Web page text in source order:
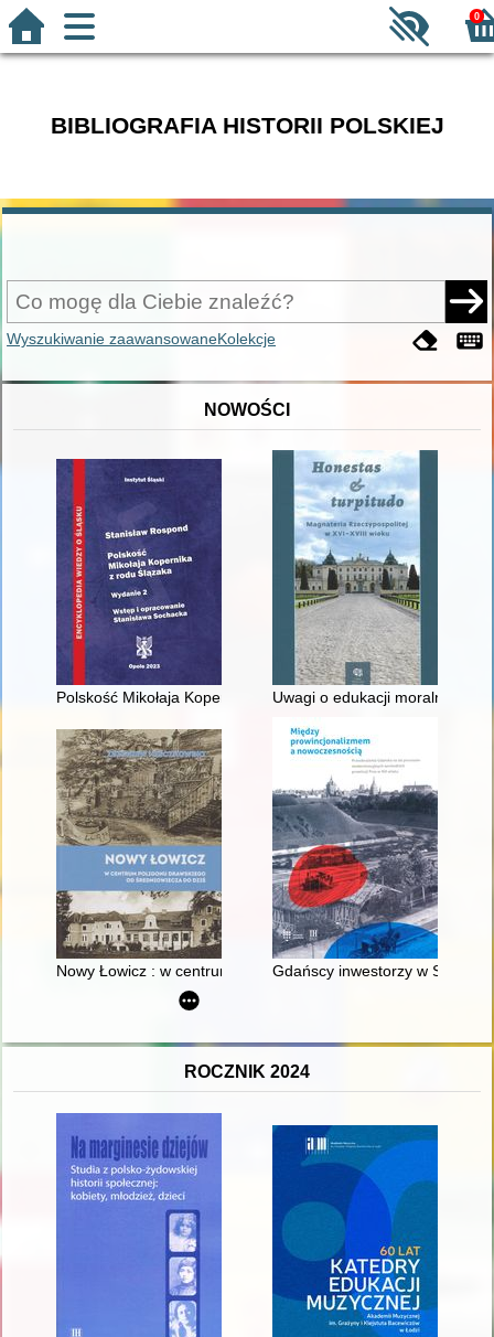
0
BIBLIOGRAFIA HISTORII POLSKIEJ
Wyszukiwanie zaawansowaneKolekcje
NOWOŚCI
Polskość Mikołaja Kopernika z rodu ŚlązakaUwagi o edukacji moralnej
Nowy Łowicz : w centrum poligonu drawskiego od
Gdańscy inwestorzy w
ROCZNIK 2024